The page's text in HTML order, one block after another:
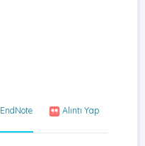
EndNote Alıntı Yap